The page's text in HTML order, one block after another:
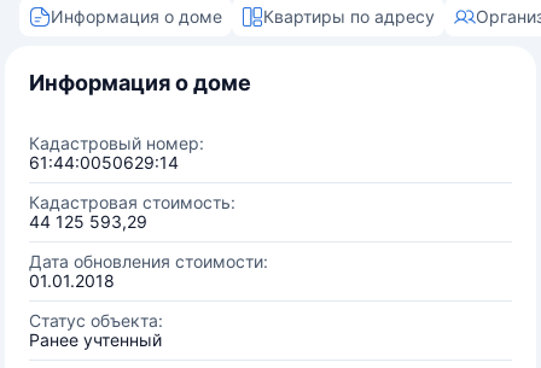
Информация о доме Квартиры по адресу
Информация о доме
Кадастровый номер:
61:44:0050629:14
Кадастровая стоимость:
44 125 593,29
Дата обновления стоимости:
01.01.2018
Статус объекта:
Ранее учтенный